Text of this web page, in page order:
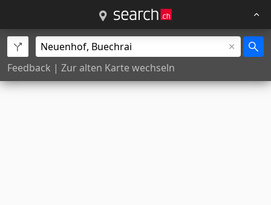
Feedback | Zur alten Karte wechseln